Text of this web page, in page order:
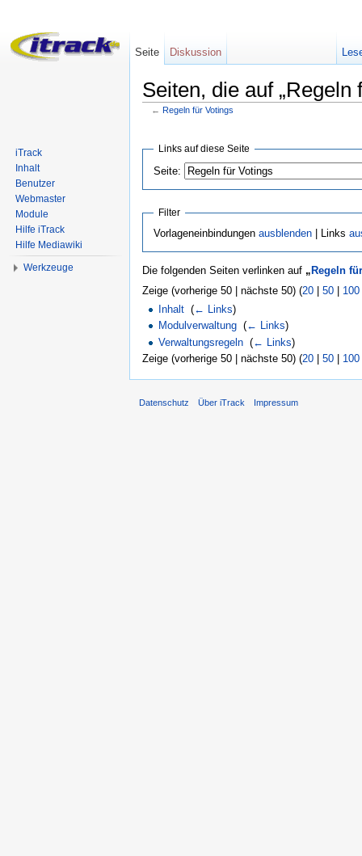
Seiten, die auf „Regeln
← Regeln für Votings
Links auf diese Seite
Seite:
Filter
Vorlageneinbindungen ausblenden| Links
Die folgenden Seiten verlinken auf „ Regeln
Zeige (vorherige 50 | nächste 50) (20 50 100
Inhalt ‎(← Links)
Modulverwaltung ‎(← Links)
Verwaltungsregeln ‎(← Links)
Zeige (vorherige 50 | nächste 50) (20 50 100
Seite Diskussion
iTrack
Inhalt
Benutzer
Webmaster
Module
Hilfe iTrack
Hilfe Mediawiki
Werkzeuge
Datenschutz Über iTrack Impressum